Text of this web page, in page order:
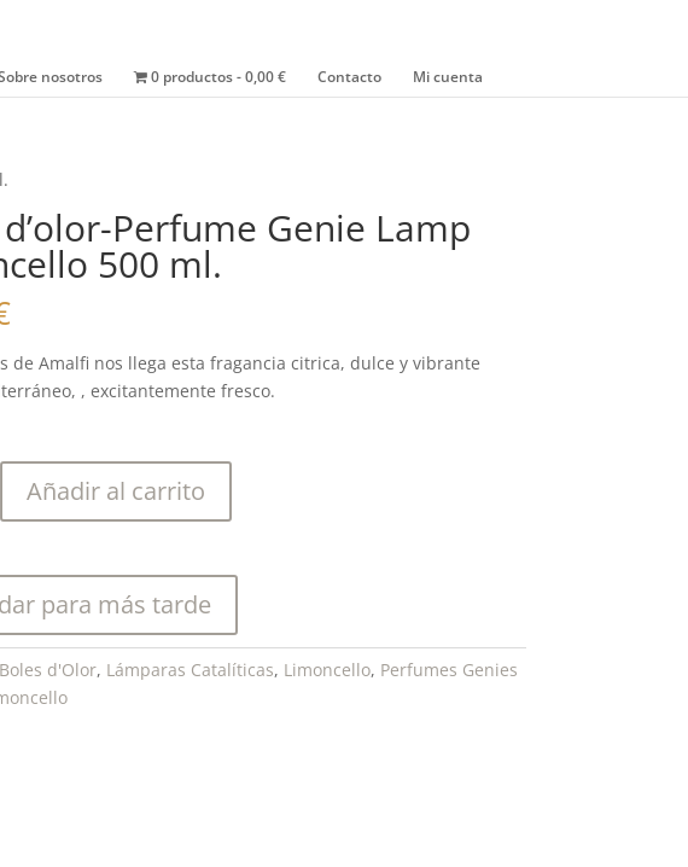
nosotros 0 productos 0,00 € Contacto Mi cuenta
Perfume Genie Lamp
500 ml.
de Amalfi nos llega esta fragancia citrica, dulce y vibrante
, excitantemente fresco.
Añadir al carrito
para más tarde
Boles d'Olor, Lámparas Catalíticas, Limoncello, Perfumes Genies